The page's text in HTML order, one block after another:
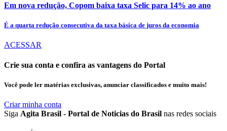
Em nova redução, Copom baixa taxa Selic para 14% ao ano
É a quarta redução consecutiva da taxa básica de juros da economia
ACESSAR
Crie sua conta e confira as vantagens do Portal
Você pode ler matérias exclusivas, anunciar classificados e muito mais!
Criar minha conta
Siga Agita Brasil - Portal de Noticias do Brasil nas redes sociais